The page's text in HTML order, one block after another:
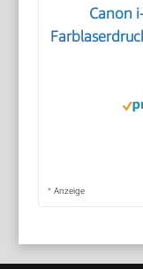
Canon
* Anzeige